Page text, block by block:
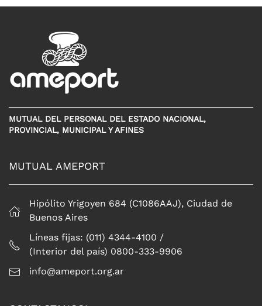
MUTUAL DEL PERSONAL DEL ESTADO NACIONAL,
PROVINCIAL, MUNICIPAL Y AFINES
MUTUAL AMEPORT
Hipólito Yrigoyen 684 (C1086AAJ), Ciudad de
Buenos Aires
Líneas fijas: (011) 4344-4100 /
(Interior del país) 0800-333-9906
info@ameport.org.ar